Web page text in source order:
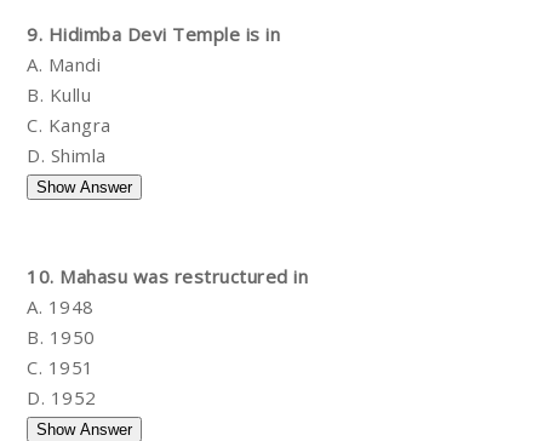
9. Hidimba Devi Temple is in
A. Mandi
B. Kullu
C. Kangra
D. Shimla
10. Mahasu was restructured in
A. 1948
B. 1950
C. 1951
D. 1952